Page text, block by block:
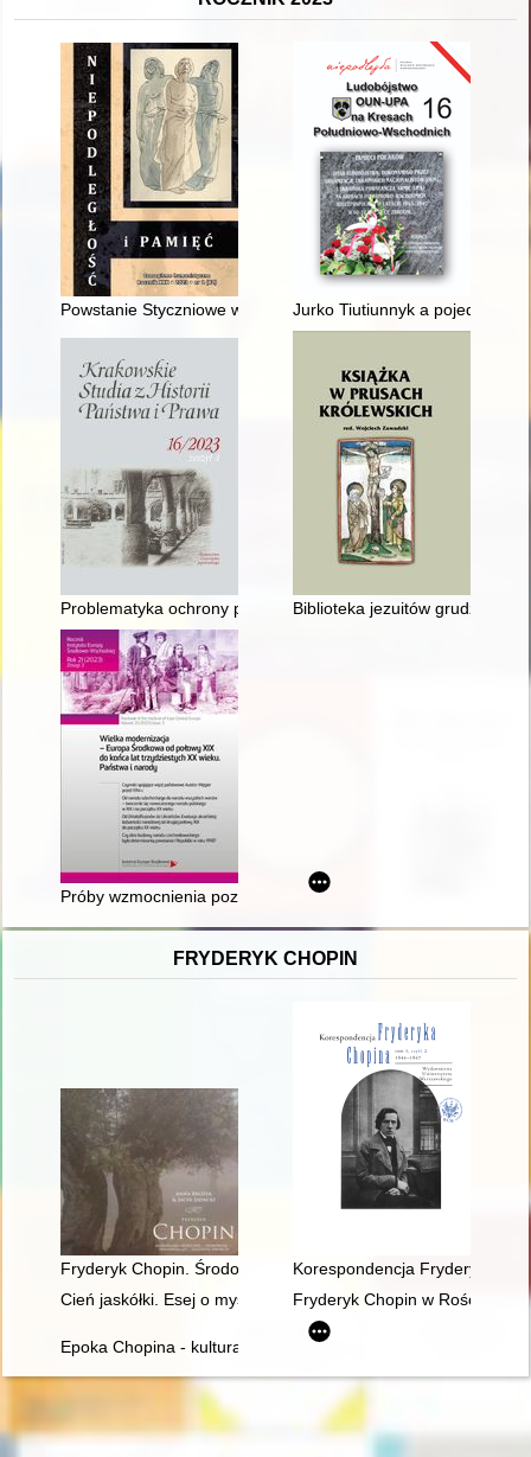
Powstanie Styczniowe w panoramie dziejów : po powstaniu
Jurko Tiutiunnyk a pojedynek
Problematyka ochrony prawnej artystycznych wykonań w
Biblioteka jezuitów
Próby wzmocnienia pozycji Królestwa Węgier w epoce
FRYDERYK CHOPIN
Fryderyk Chopin. Środowisko społeczne, osobowość,
Korespondencja Fryderyka
Cień jaskółki. Esej o myślach ChopinaFryderyk Chopin w Rościszewie
Epoka Chopina - kultura romantyczna we Francji i w Polsce